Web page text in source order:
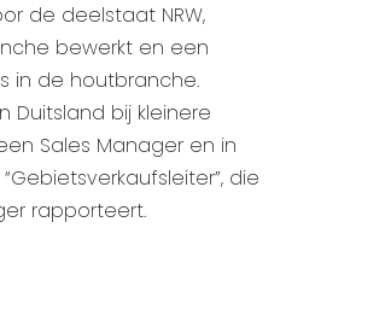
de deelstaat NRW,
bewerkt en een
in de houtbranche.
Duitsland bij kleinere
Sales Manager en in
die
rapporteert.